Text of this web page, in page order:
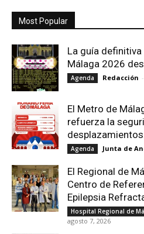
Most Popular
La guía
Málaga 2026
Agenda Redacción -
El Metro de
refuerza la
Agenda Junta de
El Regional de
Centro de
Epilepsia
Hospital Regional de
agosto 7, 2026